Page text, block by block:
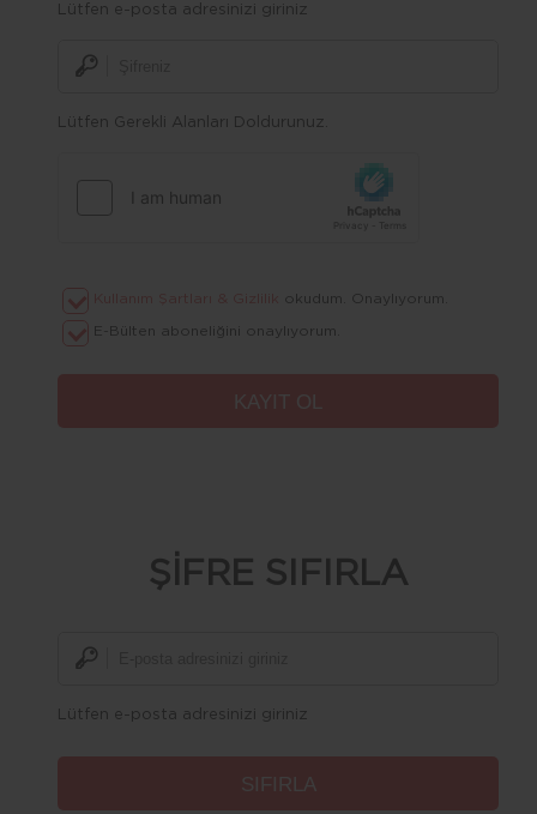
Lütfen e-posta adresinizi giriniz
Lütfen Gerekli Alanları Doldurunuz.
okudum. Onaylıyorum.
E-Bülten aboneliğini onaylıyorum.
ŞİFRE SIFIRLA
Lütfen e-posta adresinizi giriniz